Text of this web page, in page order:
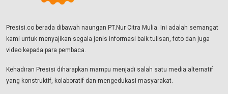
Presisi.co berada dibawah naungan PT.Nur Citra Mulia. Ini adalah semangat
kami untuk menyajikan segala jenis informasi baik tulisan, foto dan juga
video kepada para pembaca.
Kehadiran Presisi diharapkan mampu menjadi salah satu media alternatif
yang konstruktif, kolaboratif dan mengedukasi masyarakat.